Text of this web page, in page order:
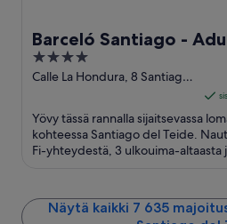
Barceló Santiago -
4
out
5
Calle La Hondura, 8 Santiago
Yövy tässä rannalla sijaitsevassa
kohteessa Santiago del Teide.
Fi-yhteydestä, 3 ulkouima-altaasta
Näytä kaikki 7 635